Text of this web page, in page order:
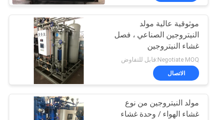
اتصل
أخبار
القضايا
موثوقية عالية مولد
النيتروجين الصناعي ، فصل
غشاء النيتروجين
Negotiate MOQ:قابل للتفاوض
الاتصال
مولد النيتروجين من نوع
غشاء الهواء / وحدة غشاء